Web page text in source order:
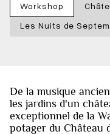
Workshop
Les Nuits de
De la musique
les jardins d'un
exceptionnel de la
potager du Château